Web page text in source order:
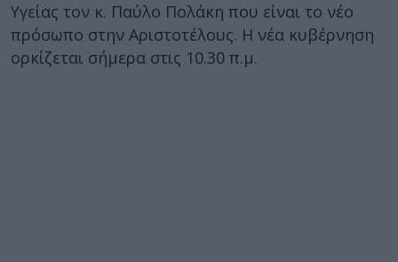
Υγείας τον κ. Παύλο Πολάκη που είναι το νέο
πρόσωπο στην Αριστοτέλους. Η νέα κυβέρνηση
ορκίζεται σήμερα στις 10.30 π.μ.